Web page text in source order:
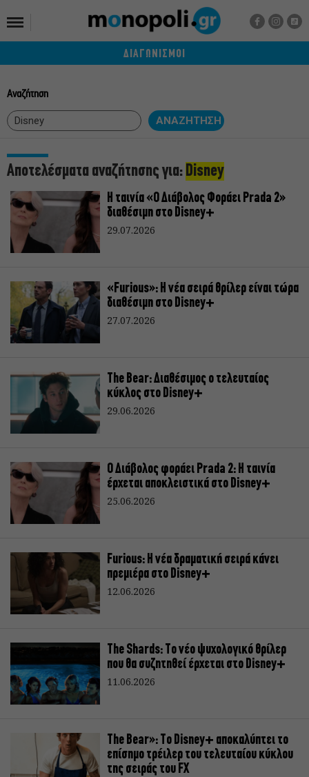
ΔΙΑΓΩΝΙΣΜΟΙ
Αναζήτηση
Αποτελέσματα αναζήτησης για:Disney
Η ταινία «Ο Διάβολος Φοράει Prada 2»
διαθέσιμη στο Disney+
29.07.2026
«Furious»: Η νέα σειρά θρίλερ είναι τώρα
διαθέσιμη στο Disney+
27.07.2026
The Bear: Διαθέσιμος ο τελευταίος
κύκλος στο Disney+
29.06.2026
Ο Διάβολος φοράει Prada 2: Η ταινία
έρχεται αποκλειστικά στο Disney+
25.06.2026
Furious: Η νέα δραματική σειρά κάνει
πρεμιέρα στο Disney+
12.06.2026
The Shards: Το νέο ψυχολογικό θρίλερ
που θα συζητηθεί έρχεται στο Disney+
11.06.2026
The Bear»: Το Disney+ αποκαλύπτει το
επίσημο τρέιλερ του τελευταίου κύκλου
της σειράς του FX